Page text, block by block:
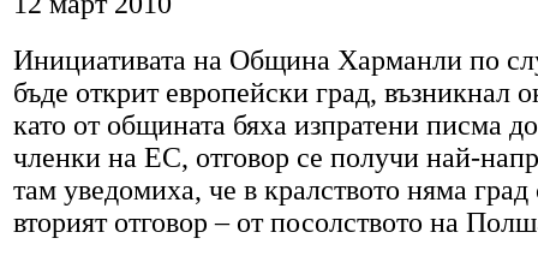
Инициативата на Община Харманли по
бъде открит европейски град, възникнал
като от общината бяха изпратени писма
членки на ЕС, отговор се получи най-
там уведомиха, че в кралството няма
вторият отговор – от посолството на